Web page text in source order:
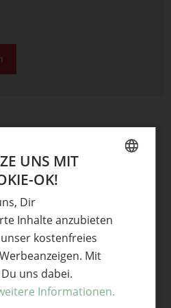
um 05:33
UNS MIT
OK!
Dir
Inhalte anzubieten
kostenfreies
Mit
uns dabei.
Informationen.